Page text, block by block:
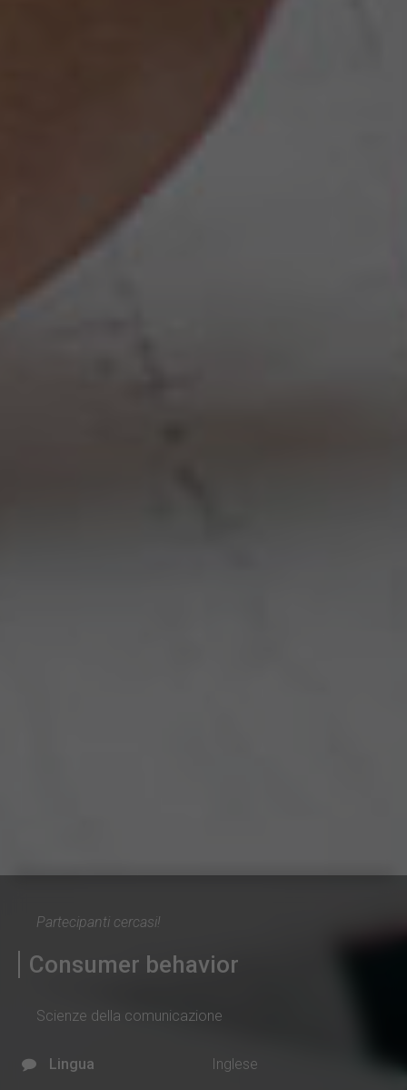
Partecipanti cercasi!
Consumer behavior
Scienze della comunicazione
Lingua Inglese